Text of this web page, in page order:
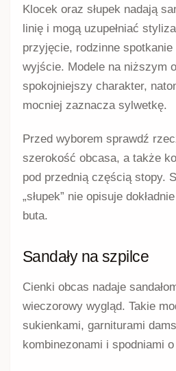
Klocek oraz słupek nadają
linię i mogą uzupełniać
przyjęcie, rodzinne
wyjście. Modele na niższym
spokojniejszy charakter,
mocniej zaznacza sylwetkę.
Przed wyborem sprawdź
szerokość obcasa, a także
pod przednią częścią stopy.
„słupek” nie opisuje
buta.
Sandały na szpilce
Cienki obcas nadaje
wieczorowy wygląd. Takie
sukienkami, garniturami
kombinezonami i spodniami